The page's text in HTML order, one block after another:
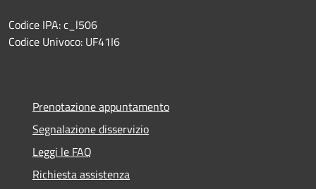
Codice IPA: c_l506
Codice Univoco: UF41I6
Prenotazione appuntamento
Segnalazione disservizio
Leggi le FAQ
Richiesta assistenza